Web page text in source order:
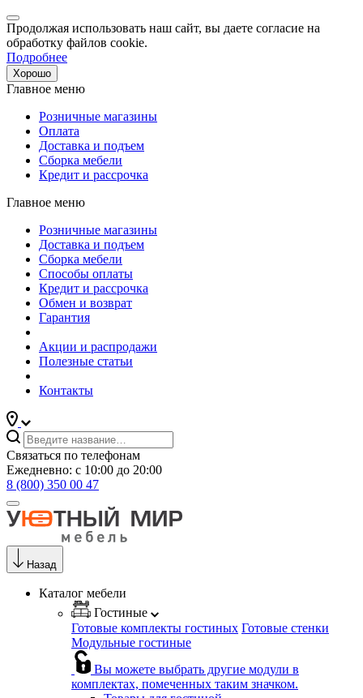
Продолжая использовать наш сайт, вы даете согласие на
обработку файлов cookie.
Подробнее
Хорошо
Главное меню
Розничные магазины
Оплата
Доставка и подъем
Сборка мебели
Кредит и рассрочка
Главное меню
Розничные магазины
Доставка и подъем
Сборка мебели
Способы оплаты
Кредит и рассрочка
Обмен и возврат
Гарантия
Акции и распродажи
Полезные статьи
Контакты
Связаться по телефонам
Ежедневно: с 10:00 до 20:00
8 (800) 350 00 47
Назад
Каталог мебели
Гостиные
Готовые комплекты гостиных Готовые стенки
Модульные гостиные
Вы можете выбрать другие модули в
комплектах, помеченных таким значком.